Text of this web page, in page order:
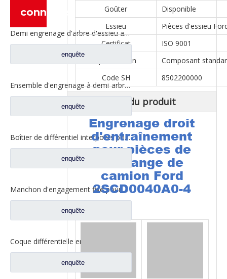
connexes
Demi engrenage d'arbre d'essieu arrière pour pièces de rechange de camion Ford CE0402M0-9
enquête
Ensemble d'engrenage à demi-arbre arrière pour pièces de rechange de camion Ford CD0041A0-6
enquête
Boîtier de différentiel interponts pour pièces de camion Fuwa AY0412M0-8
enquête
Manchon d'engagement fixe pour pièces de rechange de camion Ford 2SBF0052M0-0
enquête
enquête
Goûter
Disponible
Essieu
Pièces d'essieu
Certificat
ISO 9001
spécification
Composant
Code SH
8502200000
Description du produit
Engrenage droit
d'entraînement
pour pièces de
rechange de
camion Ford
2SCD0040A0-4